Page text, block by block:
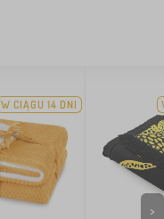
W CIĄGU 14 DNI
>